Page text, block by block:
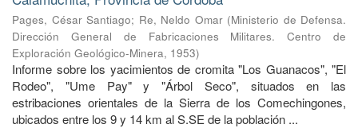
Pages, César Santiago; Re, Neldo Omar (Ministerio de Defensa.
Dirección General de Fabricaciones Militares. Centro de
Exploración Geológico-Minera, 1953)
Informe sobre los yacimientos de cromita "Los Guanacos", "El
Rodeo", "Ume Pay" y "Árbol Seco", situados en las
estribaciones orientales de la Sierra de los Comechingones,
ubicados entre los 9 y 14 km al S.SE de la población ...